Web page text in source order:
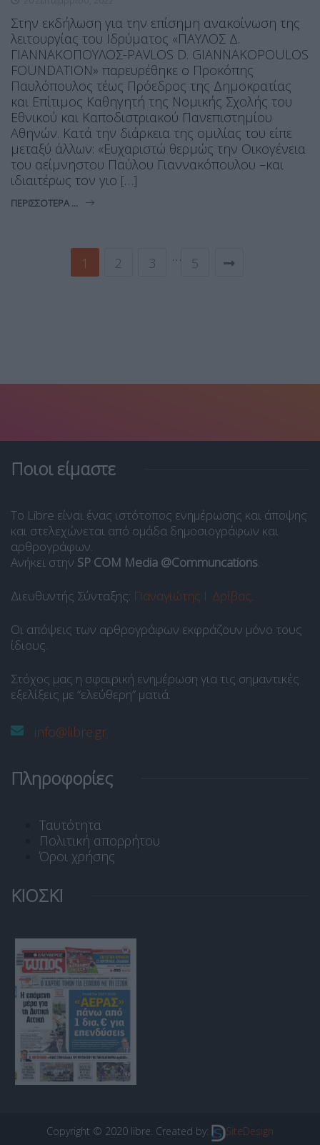
Στην εκδήλωση για την επίσημη ανακοίνωση της
λειτουργίας του Ιδρύματος «ΠΑΥΛΟΣ Δ.
ΓΙΑΝΝΑΚΟΠΟΥΛΟΣ-PAVLOS D. GIANNAKOPOULOS
FOUNDATION» παρευρέθηκε ο Προκόπης
Παυλόπουλος τέως Πρόεδρος της Δημοκρατίας
και Επίτιμος Καθηγητή της Νομικής Σχολής του
Εθνικού και Καποδιστριακού Πανεπιστημίου
Αθηνών. Κατά την διάρκεια της ομιλίας του είπε
μεταξύ άλλων: «Ευχαριστώ θερμώς την Οικογένεια
του αείμνηστου Παύλου Γιαννακόπουλου –και
ιδιαιτέρως τον γιο […]
ΠΕΡΙΣΣΌΤΕΡΑ ...
1 2 3 … 5
Ποιοι είμαστε
Το Libre είναι ένας ιστότοπος ενημέρωσης και άποψης
και στελεχώνεται από ομάδα δημοσιογράφων και
αρθρογράφων.
Ανήκει στην SP COM Media @Communcations.
Διευθυντής Σύνταξης: Παναγιώτης Ι. Δρίβας.
Οι απόψεις των αρθρογράφων εκφράζουν μόνο τους
ίδιους.
Στόχος μας η σφαιρική ενημέρωση για τις σημαντικές
εξελίξεις με “ελεύθερη” ματιά.
info@libre.gr
Πληροφορίες
Ταυτότητα
Πολιτική απορρήτου
Όροι χρήσης
ΚΙΟΣΚΙ
Copyright © 2020 libre. Created by: SiteDesign